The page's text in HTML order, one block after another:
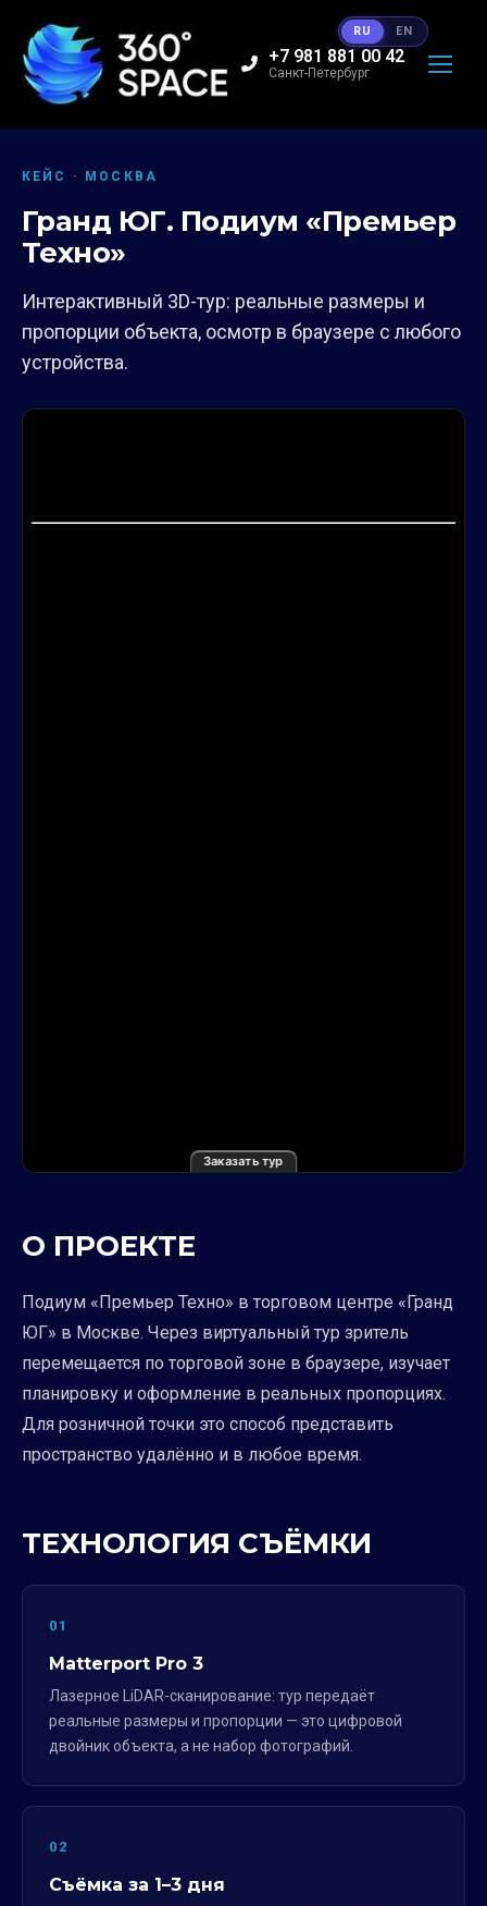
+7 981 881 00 42
Санкт-Петербург
КЕЙС · МОСКВА
Гранд ЮГ. Подиум «Премьер
Техно»
Интерактивный 3D-тур: реальные размеры и
пропорции объекта, осмотр в браузере с любого
устройства.
Заказать тур
О ПРОЕКТЕ
Подиум «Премьер Техно» в торговом центре «Гранд
ЮГ» в Москве. Через виртуальный тур зритель
перемещается по торговой зоне в браузере, изучает
планировку и оформление в реальных пропорциях.
Для розничной точки это способ представить
пространство удалённо и в любое время.
ТЕХНОЛОГИЯ СЪЁМКИ
01
Matterport Pro 3
Лазерное LiDAR-сканирование: тур передаёт
реальные размеры и пропорции — это цифровой
двойник объекта, а не набор фотографий.
02
Съёмка за 1–3 дня
RU EN